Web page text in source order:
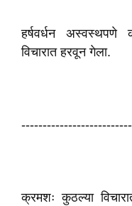
हर्षवर्धन अस्वस्थपणे
विचारात हरवून गेला.
क्रमशः कुठल्या